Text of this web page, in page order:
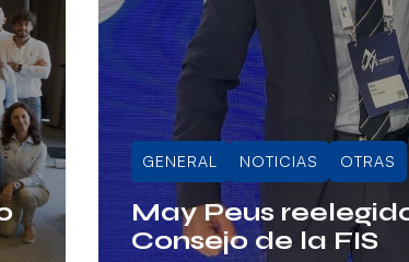
GENERAL NOTICIAS OTRAS
May Peus
Consejo de la FIS